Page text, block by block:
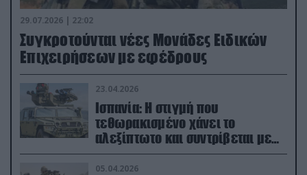
29.07.2026 | 22:02
Συγκροτούνται νέες Μονάδες Ειδικών
Επιχειρήσεων με εφέδρους
23.04.2026
Ισπανία: Η στιγμή που
τεθωρακισμένο χάνει το
αλεξίπτωτο και συντρίβεται με
ορμή στο έδαφος (βίντεο)
05.04.2026